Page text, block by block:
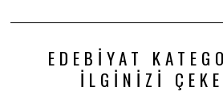
EDEBIYAT
İLGINIZI